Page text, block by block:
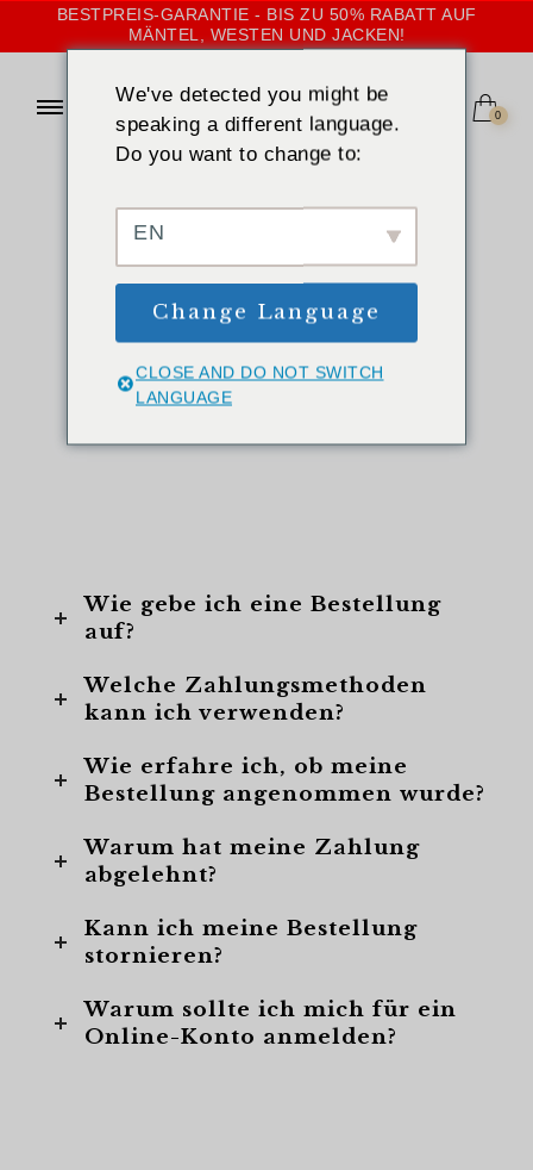
BESTPREIS-GARANTIE - BIS ZU 50% RABATT AUF
MÄNTEL, WESTEN UND JACKEN!
0
STARTSEITE » HILFE » BESTELLEN
Bestellen
Wie gebe ich eine Bestellung
auf?
Welche Zahlungsmethoden
kann ich verwenden?
Wie erfahre ich, ob meine
Bestellung angenommen wurde?
Warum hat meine Zahlung
abgelehnt?
Kann ich meine Bestellung
stornieren?
Warum sollte ich mich für ein
Online-Konto anmelden?
We've detected you might be
speaking a different language.
Do you want to change to:
EN
Change Language
CLOSE AND DO NOT SWITCH
LANGUAGE